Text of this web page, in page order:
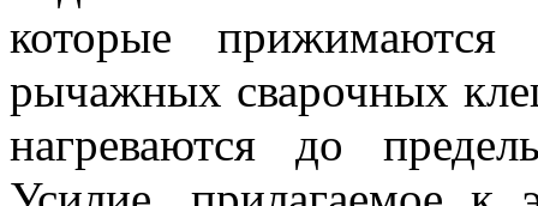
которые
рычажных сварочных
нагреваются до